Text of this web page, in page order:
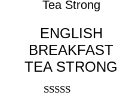
ENGLISH
BREAKFAST
TEA STRONG